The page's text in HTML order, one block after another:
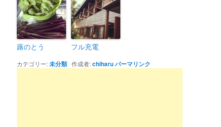
蕗のとう フル充電
カテゴリー:未分類 作成者:chiharuパーマリンク